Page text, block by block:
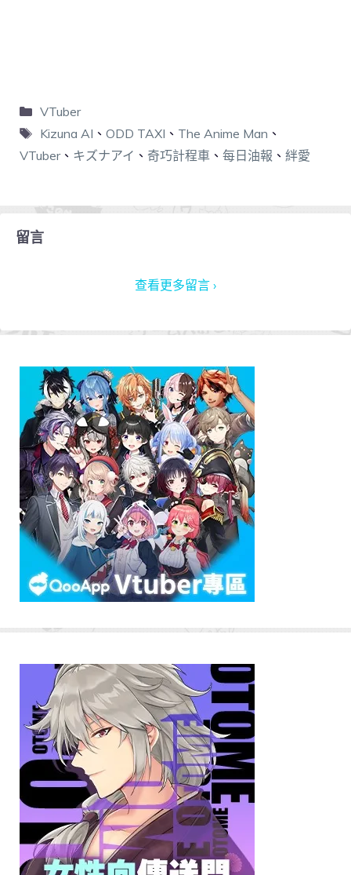
VTuber
Kizuna AI 、 ODD TAXI 、 The Anime Man 、
VTuber、 キズナアイ 、 奇巧計程車 、 每日油報 、 絆愛
留言
查看更多留言 ›